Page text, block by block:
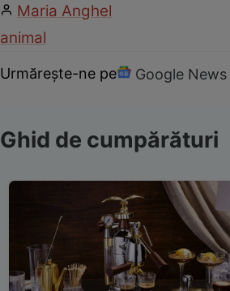
Maria Anghel
animal
Urmărește-ne pe Google News
Ghid de cumpărături